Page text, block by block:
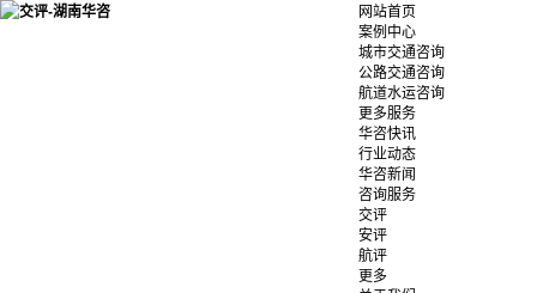
网站首页
案例中心
城市交通咨询
公路交通咨询
航道水运咨询
更多服务
华咨快讯
行业动态
华咨新闻
咨询服务
交评
安评
航评
更多